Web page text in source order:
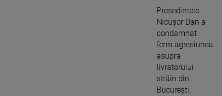
Președintele
Nicușor Dan a
condamnat
ferm agresiunea
asupra
livratorului
străin din
București,